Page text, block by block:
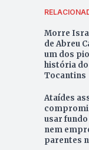
Morre
de Abreu
um dos
história do
Tocantins
Ataídes
usar
nem
parentes